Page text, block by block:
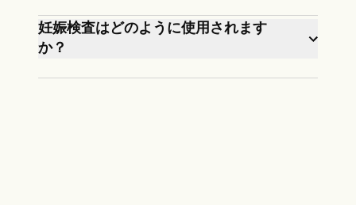
します。
妊娠の症状が現れた場合、または無防
備な性交の後。
妊娠検査はどのように使用されます
か？
これらは、在宅での尿検査または臨床